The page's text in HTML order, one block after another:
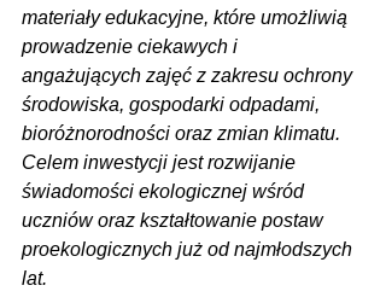
materiały edukacyjne, które umożliwią
prowadzenie ciekawych i
angażujących zajęć z zakresu ochrony
środowiska, gospodarki odpadami,
bioróżnorodności oraz zmian klimatu.
Celem inwestycji jest rozwijanie
świadomości ekologicznej wśród
uczniów oraz kształtowanie postaw
proekologicznych już od najmłodszych
lat.